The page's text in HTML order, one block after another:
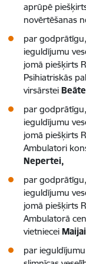
aprūpē
novērtēšanas
par
ieguldījumu
jomā piešķirts
Psihiatriskās
virsārstei
par
ieguldījumu
jomā piešķirts
Ambulatori
Nepertei,
par
ieguldījumu
jomā piešķirts
Ambulatorā
vietniecei
par